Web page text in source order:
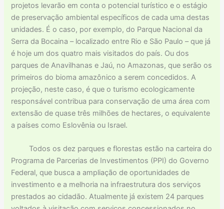
projetos levarão em conta o potencial turístico e o estágio
de preservação ambiental específicos de cada uma destas
unidades. É o caso, por exemplo, do Parque Nacional da
Serra da Bocaina – localizado entre Rio e São Paulo – que já
é hoje um dos quatro mais visitados do país. Ou dos
parques de Anavilhanas e Jaú, no Amazonas, que serão os
primeiros do bioma amazônico a serem concedidos. A
projeção, neste caso, é que o turismo ecologicamente
responsável contribua para conservação de uma área com
extensão de quase três milhões de hectares, o equivalente
a países como Eslovênia ou Israel.
Todos os dez parques e florestas estão na carteira do
Programa de Parcerias de Investimentos (PPI) do Governo
Federal, que busca a ampliação de oportunidades de
investimento e a melhoria na infraestrutura dos serviços
prestados ao cidadão. Atualmente já existem 24 parques